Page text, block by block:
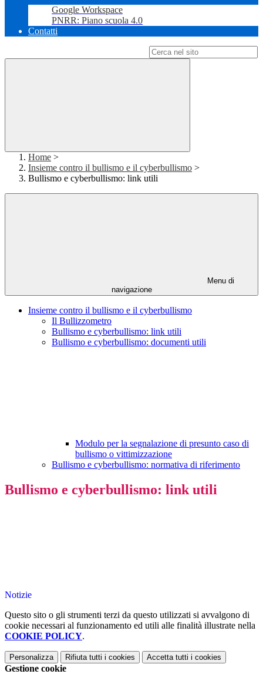
Google Workspace
PNRR: Piano scuola 4.0
Contatti
Home >
Insieme contro il bullismo e il cyberbullismo >
Bullismo e cyberbullismo: link utili
Menu di
navigazione
Insieme contro il bullismo e il cyberbullismo
Il Bullizzometro
Bullismo e cyberbullismo: link utili
Bullismo e cyberbullismo: documenti utili
Modulo per la segnalazione di presunto caso di
bullismo o vittimizzazione
Bullismo e cyberbullismo: normativa di riferimento
Bullismo e cyberbullismo: link utili
Notizie
Questo sito o gli strumenti terzi da questo utilizzati si avvalgono di
cookie necessari al funzionamento ed utili alle finalità illustrate nella
COOKIE POLICY.
Personalizza Rifiuta tutti i cookies Accetta tutti i cookies
Gestione cookie